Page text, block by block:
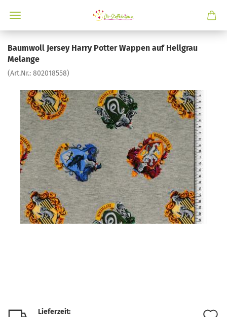
Baumwoll Jersey Harry Potter Wappen auf Hellgrau
Melange
(Art.Nr.: 802018558)
Lieferzeit: